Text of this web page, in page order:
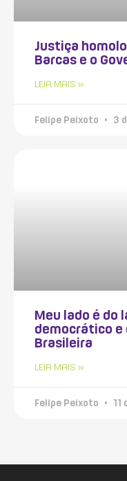
Justiça
Barcas e o
LEIA MAIS »
Felipe Peixoto 3
Meu lado é do
democrático e
Brasileira
LEIA MAIS »
Felipe Peixoto 11